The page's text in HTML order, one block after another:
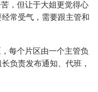
，但让于大姐更觉得心
常受气，需要跟主管和
每个片区由一个主管负
负责发布通知、代班，